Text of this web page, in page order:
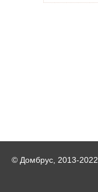
© Домбрус, 2013-2022